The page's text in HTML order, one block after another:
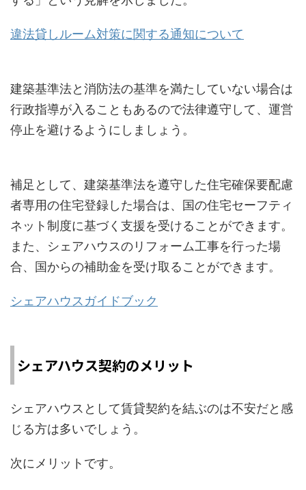
違法貸しルーム対策に関する通知について
建築基準法と消防法の基準を満たしていない場合は
行政指導が入ることもあるので法律遵守して、運営
停止を避けるようにしましょう。
補足として、建築基準法を遵守した住宅確保要配慮
者専用の住宅登録した場合は、国の住宅セーフティ
ネット制度に基づく支援を受けることができます。
また、シェアハウスのリフォーム工事を行った場
合、国からの補助金を受け取ることができます。
シェアハウスガイドブック
シェアハウス契約のメリット
シェアハウスとして賃貸契約を結ぶのは不安だと感
じる方は多いでしょう。
次にメリットです。